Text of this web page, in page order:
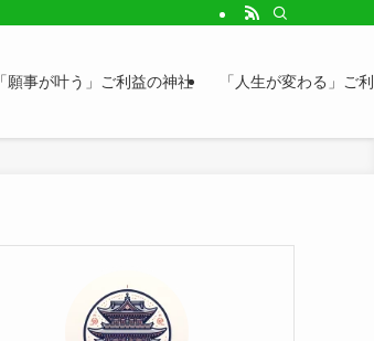
「願事が叶う」ご利益の神社 「人生が変わる」ご